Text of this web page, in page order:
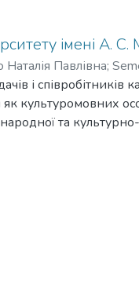
імені А.
Павлівна;
і
як культуромовних
та культурно-